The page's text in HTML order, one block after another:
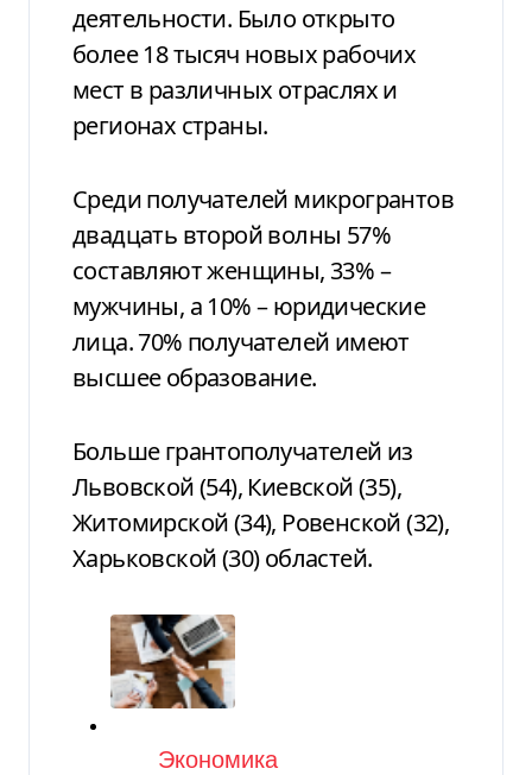
деятельности. Было открыто
более 18 тысяч новых рабочих
мест в различных отраслях и
регионах страны.
Среди получателей микрогрантов
двадцать второй волны 57%
составляют женщины, 33% –
мужчины, а 10% – юридические
лица. 70% получателей имеют
высшее образование.
Больше грантополучателей из
Львовской (54), Киевской (35),
Житомирской (34), Ровенской (32),
Харьковской (30) областей.
Категория
Экономика